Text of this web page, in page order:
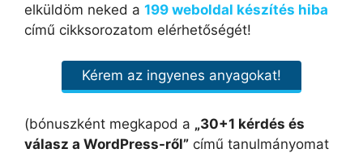
elküldöm neked a 199 weboldal készítés hiba
című cikksorozatom elérhetőségét!
Kérem az ingyenes anyagokat!
(bónuszként megkapod a „30+1 kérdés és
válasz a WordPress-ről” című tanulmányomat